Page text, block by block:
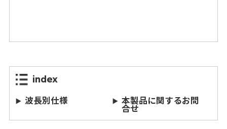
index
波長別仕様
本製品に関するお問
合せ